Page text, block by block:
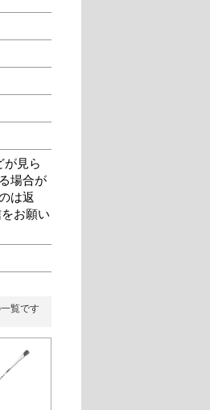
見ら
場合が
は返
お願い
覧です